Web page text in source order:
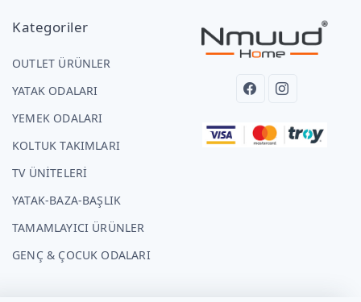
Kategoriler
OUTLET ÜRÜNLER
YATAK ODALARI
YEMEK ODALARI
KOLTUK TAKIMLARI
TV ÜNİTELERİ
YATAK-BAZA-BAŞLIK
TAMAMLAYICI ÜRÜNLER
GENÇ & ÇOCUK ODALARI